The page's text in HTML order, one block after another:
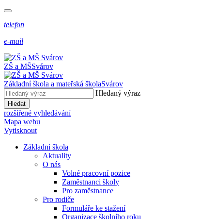
telefon
e-mail
ZŠ a MŠSvárov
Základní škola a mateřská školaSvárov
Hledaný výraz
Hledat
rozšířené vyhledávání
Mapa webu
Vytisknout
Základní škola
Aktuality
O nás
Volné pracovní pozice
Zaměstnanci školy
Pro zaměstnance
Pro rodiče
Formuláře ke stažení
Organizace školního roku